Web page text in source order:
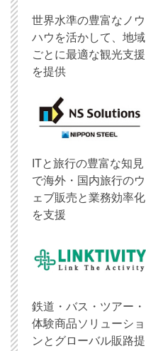
世界水準の豊富なノウ
ハウを活かして、地域
ごとに最適な観光支援
を提供
ITと旅行の豊富な知見
で海外・国内旅行のウ
ェブ販売と業務効率化
を支援
鉄道・バス・ツアー・
体験商品ソリューショ
ンとグローバル販路提